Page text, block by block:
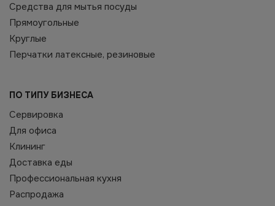
Средства для мытья посуды
Прямоугольные
Круглые
Перчатки латексные, резиновые
ПО ТИПУ БИЗНЕСА
Сервировка
Для офиса
Клининг
Доставка еды
Профессиональная кухня
Распродажа